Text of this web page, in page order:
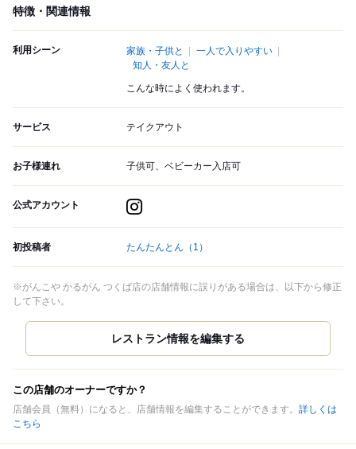
特徴・関連情報
利用シーン 家族・子供と
一人で入りやすい
知人・友人と
こんな時によく使われます。
サービス テイクアウト
お子様連れ 子供可、ベビーカー入店可
公式アカウント
初投稿者 たんたんとん （1）
※がんこや かるがん つくば店の店舗情報に誤りがある場合は、以下から修正
して下さい。
この店舗のオーナーですか？
店舗会員（無料）になると、店舗情報を編集することができます。 詳しくは
こちら